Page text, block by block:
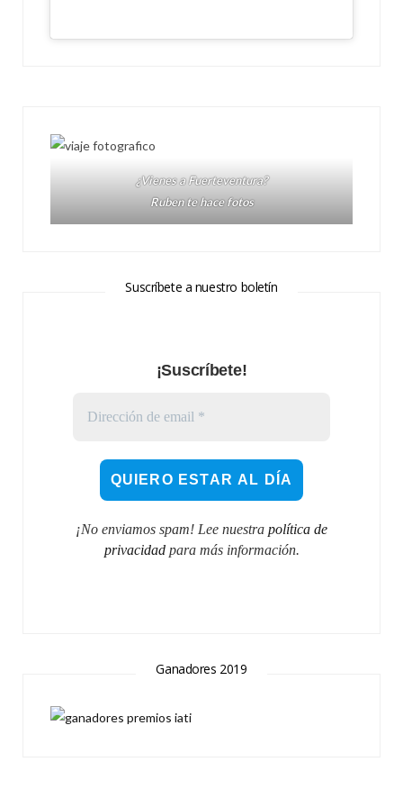
¿Vienes a Fuerteventura?
Ruben te hace fotos
Suscríbete a nuestro boletín
¡Suscríbete!
¡No enviamos spam! Lee nuestra política de
privacidadpara más información.
Ganadores 2019